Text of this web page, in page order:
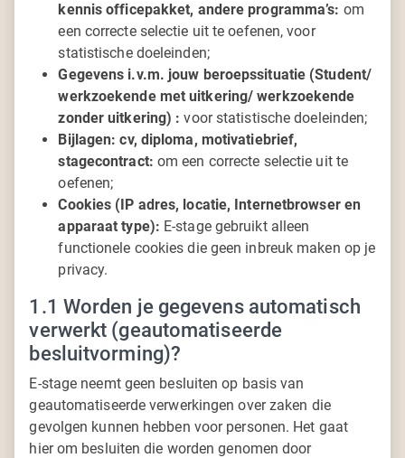
kennis officepakket, andere programma’s: om
een correcte selectie uit te oefenen, voor
statistische doeleinden;
Gegevens i.v.m. jouw beroepssituatie (Student/
werkzoekende met uitkering/ werkzoekende
zonder uitkering) : voor statistische doeleinden;
Bijlagen: cv, diploma, motivatiebrief,
stagecontract: om een correcte selectie uit te
oefenen;
Cookies (IP adres, locatie, Internetbrowser en
apparaat type): E-stage gebruikt alleen
functionele cookies die geen inbreuk maken op je
privacy.
1.1 Worden je gegevens automatisch
verwerkt (geautomatiseerde
besluitvorming)?
E-stage neemt geen besluiten op basis van
geautomatiseerde verwerkingen over zaken die
gevolgen kunnen hebben voor personen. Het gaat
hier om besluiten die worden genomen door